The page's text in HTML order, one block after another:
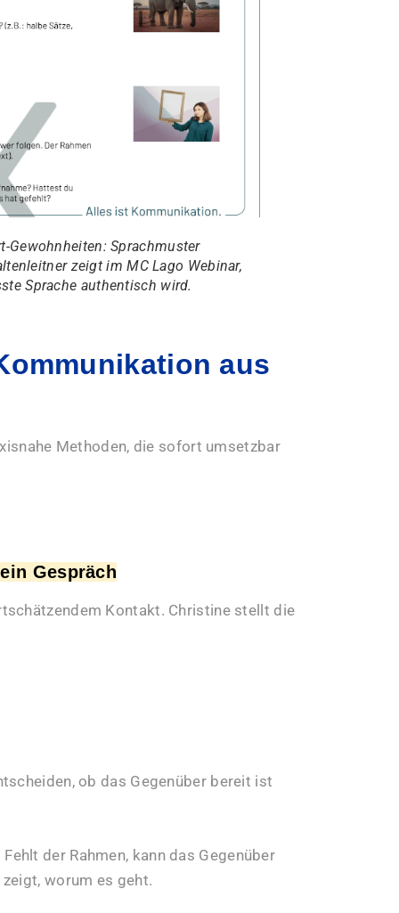
Gewohnheiten: Sprachmuster
zeigt im MC Lago Webinar,
Sprache authentisch wird.
aus
Methoden, die sofort umsetzbar
Gespräch
Kontakt. Christine stellt die
ob das Gegenüber bereit ist
Fehlt der Rahmen, kann das Gegenüber
worum es geht.